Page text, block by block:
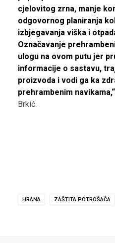
cjelovitog zrna, manje
odgovornog planiranja
izbjegavanja viška i
Označavanje
ulogu na ovom putu jer
informacije o sastavu,
proizvoda i vodi ga ka
prehrambenim navikama,“
Brkić.
HRANA ZAŠTITA POTROŠAČA